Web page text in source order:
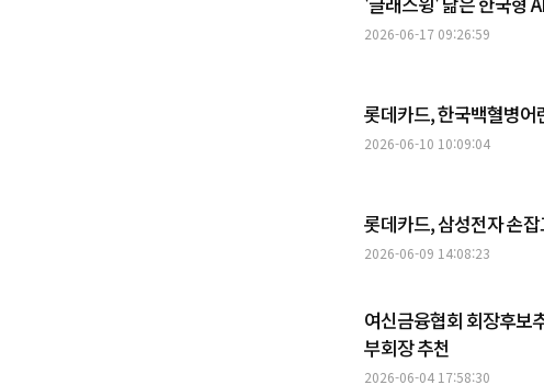
2026-06-17 09:26:59
롯데카드, 한국백혈병어
2026-06-10 10:09:04
롯데카드, 삼성전자 손
2026-06-09 14:08:23
여신금융협회 회장후보
부회장 추천
2026-06-04 17:58:30